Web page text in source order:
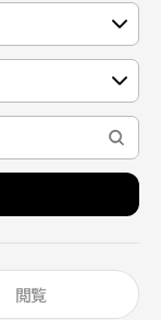
閲覧